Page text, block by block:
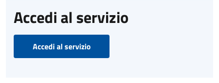
Accedi al servizio
Accedi al servizio